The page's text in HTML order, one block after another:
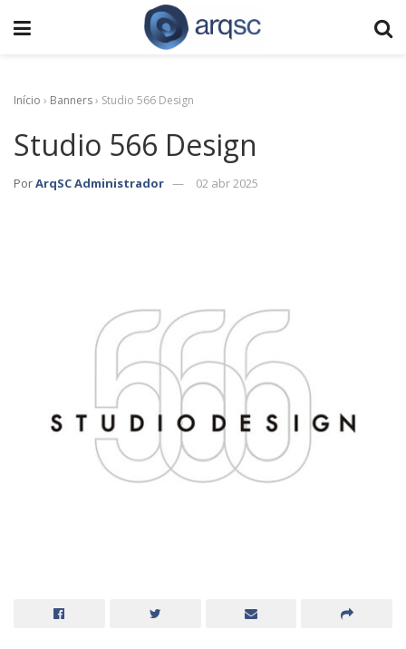
Início › Banners› Studio 566 Design
Studio 566 Design
PorArqSC Administrador 02 abr 2025